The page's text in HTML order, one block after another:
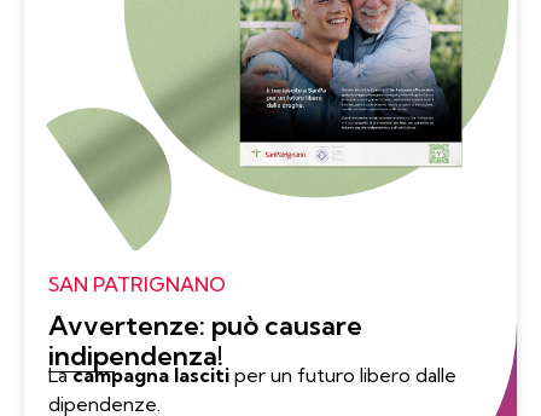
SAN PATRIGNANO
Avvertenze: può causare
indipendenza!
Lacampagna lasciti per un futuro libero dalle
dipendenze.